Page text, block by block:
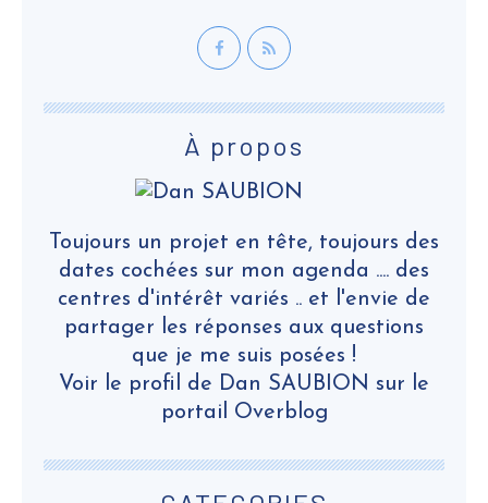
À propos
Toujours un projet en tête, toujours des
dates cochées sur mon agenda .... des
centres d'intérêt variés .. et l'envie de
partager les réponses aux questions
que je me suis posées !
Voir le profil de Dan SAUBION sur le
portail Overblog